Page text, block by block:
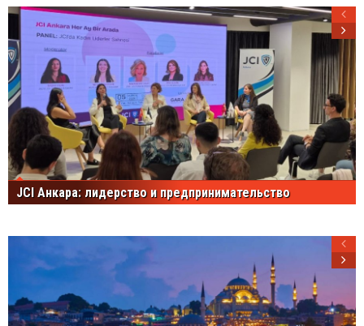
JCI Анкара: лидерство и предпринимательство